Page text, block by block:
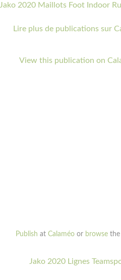
Jako 2020 Maillots Foot Indoor
Lire plus de publications sur
View this publication on
Publish at Calaméoor browsethe
Jako 2020 Lignes